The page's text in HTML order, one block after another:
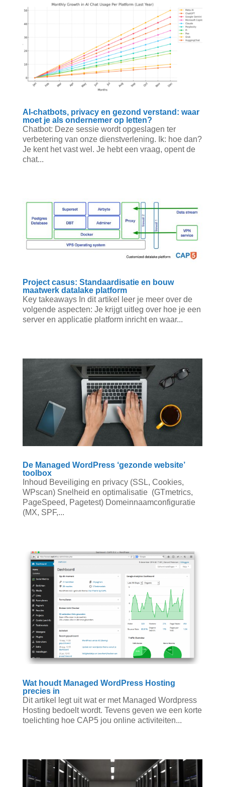
AI-chatbots, privacy en gezond verstand: waar
moet je als ondernemer op letten?
Chatbot: Deze sessie wordt opgeslagen ter
verbetering van onze dienstverlening. Ik: hoe dan?
Je kent het vast wel. Je hebt een vraag, opent de
chat...
Project casus: Standaardisatie en bouw
maatwerk datalake platform
Key takeaways In dit artikel leer je meer over de
volgende aspecten: Je krijgt uitleg over hoe je een
server en applicatie platform inricht en waar...
De Managed WordPress ‘gezonde website’
toolbox
Inhoud Beveiliging en privacy (SSL, Cookies,
WPscan) Snelheid en optimalisatie (GTmetrics,
PageSpeed, Pagetest) Domeinnaamconfiguratie
(MX, SPF,...
Wat houdt Managed WordPress Hosting
precies in
Dit artikel legt uit wat er met Managed Wordpress
Hosting bedoelt wordt. Tevens geven we een korte
toelichting hoe CAP5 jou online activiteiten...